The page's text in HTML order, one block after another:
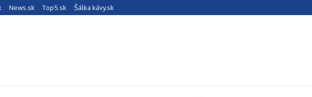
News.sk Top5.sk Šálka kávy.sk